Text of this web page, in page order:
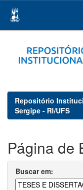
navigation
Repositório
Sergipe - RI/UFS
Página de
Buscar em: